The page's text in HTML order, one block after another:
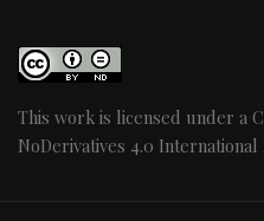
This work is licensed under a
NoDerivatives 4.0 International